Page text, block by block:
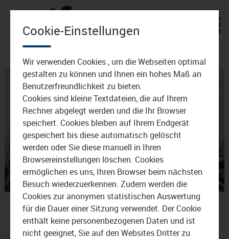
Video
Backstage auf dem
Waldkraiburger Volksfest
Cookie-Einstellungen
Wir verwenden Cookies , um die Webseiten optimal
gestalten zu können und Ihnen ein hohes Maß an
Benutzerfreundlichkeit zu bieten.
Cookies sind kleine Textdateien, die auf Ihrem
Rechner abgelegt werden und die Ihr Browser
speichert. Cookies bleiben auf Ihrem Endgerät
gespeichert bis diese automatisch gelöscht
werden oder Sie diese manuell in Ihren
Browsereinstellungen löschen. Cookies
ermöglichen es uns, Ihren Browser beim nächsten
Besuch wiederzuerkennen. Zudem werden die
Cookies zur anonymen statistischen Auswertung
für die Dauer einer Sitzung verwendet. Der Cookie
enthält keine personenbezogenen Daten und ist
nicht geeignet, Sie auf den Websites Dritter zu